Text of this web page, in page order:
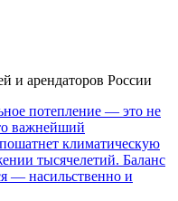
и арендаторов России
потепление — это не
важнейший
климатическую
тысячелетий. Баланс
— насильственно и